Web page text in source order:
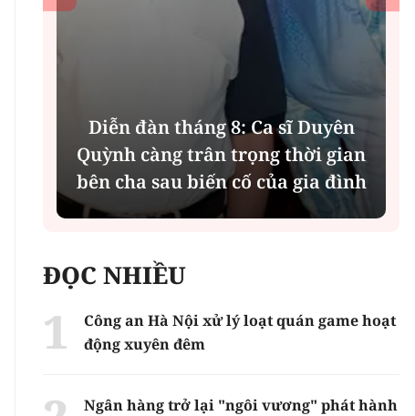
Diễn đàn tháng 8: Ca sĩ Duyên
Quỳnh càng trân trọng thời gian
bên cha sau biến cố của gia đình
ĐỌC NHIỀU
Công an Hà Nội xử lý loạt quán game hoạt
động xuyên đêm
Ngân hàng trở lại "ngôi vương" phát hành